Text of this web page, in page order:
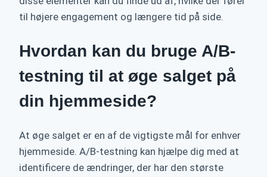
til højere engagement og længere tid på side.
Hvordan kan du bruge A/B-
testning til at øge salget på
din hjemmeside?
At øge salget er en af de vigtigste mål for enhver
hjemmeside. A/B-testning kan hjælpe dig med at
identificere de ændringer, der har den største